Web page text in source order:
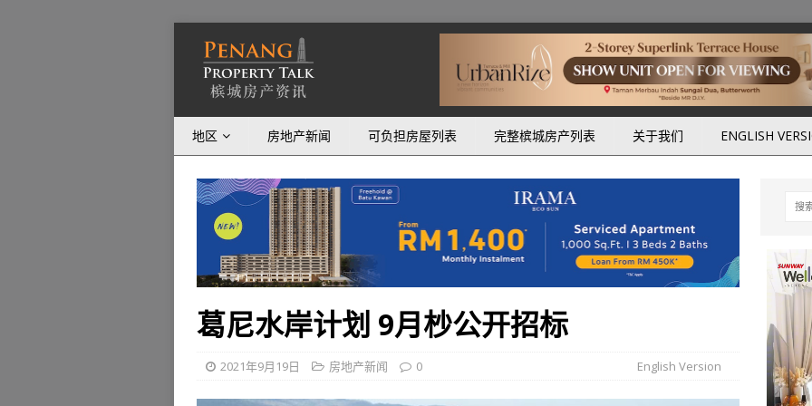
地区 房地产新闻 可负担房屋列表 完整槟城房产列表 关于我们 ENGLISH
葛尼水岸计划 9月杪公开招标
2021年9月19日 房地产新闻 0 English Version